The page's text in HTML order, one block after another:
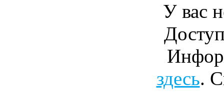
У вас
здесь.